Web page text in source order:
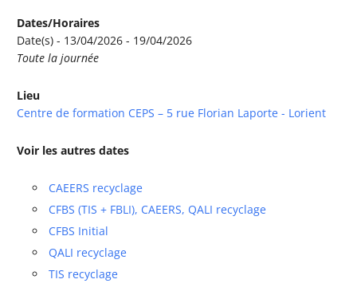
Dates/Horaires
Date(s) - 13/04/2026 - 19/04/2026
Toute la journée
Lieu
Centre de formation CEPS – 5 rue Florian Laporte - Lorient
Voir les autres dates
CAEERS recyclage
CFBS (TIS + FBLI), CAEERS, QALI recyclage
CFBS Initial
QALI recyclage
TIS recyclage